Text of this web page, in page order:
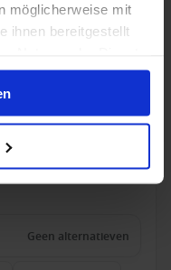
möglicherweise mit
ihnen bereitgestellt
Canada met de
Geen alternatieven